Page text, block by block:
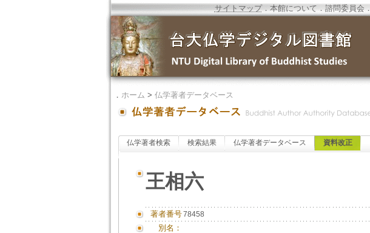
サイトマップ．本館について．諮問委員会．
． ホーム > 仏学著者データベース
仏学著者検索 検索結果 仏学著者データベース 資料改正
王相六
著者番号78458
別名：